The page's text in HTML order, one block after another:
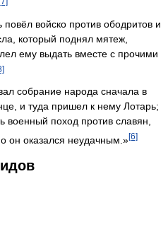
войско против ободритов и
который поднял мятеж,
ему выдать вместе с прочими
собрание народа сначала в
и туда пришел к нему Лотарь;
военный поход против славян,
он оказался неудачным.»[6]